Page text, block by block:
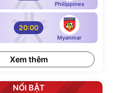
Philippines
20:00
Myanmar
Xem thêm
NỔI BẬT